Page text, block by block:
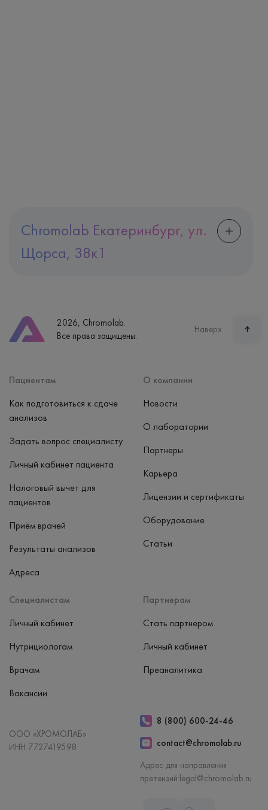
Chromolab Екатеринбург, ул.
Щорса, 38к1
Часы работы
пн-вс: 7:30-15:00
2026, Chromolab.
Все права защищены.
Наверх
Пациентам
Как подготовиться к сдаче
анализов
Задать вопрос специалисту
Личный кабинет пациента
Налоговый вычет для
пациентов
Приём врачей
Результаты анализов
Адреса
Специалистам
Личный кабинет
Нутрициологам
Врачам
Вакансии
Партнерам
Стать партнером
Личный кабинет
Преаналитика
О компании
Новости
О лаборатории
Партнеры
Карьера
Лицензии и сертификаты
Оборудование
Статьи
ООО «ХРОМОЛАБ»
ИНН 7727419598
8 (800) 600-24-46
contact@chromolab.ru
Адрес для направления
претензий:legal@chromolab.ru